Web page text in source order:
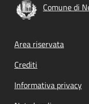
Comune di
Footer
Area riservata
Crediti
Informativa privacy